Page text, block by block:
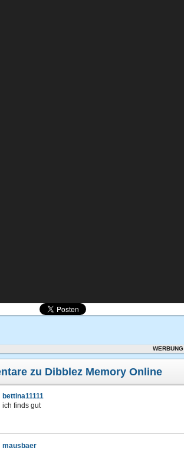
WERBUNG
zu Dibblez Memory Online
bettina11111
ich finds gut
mausbaer